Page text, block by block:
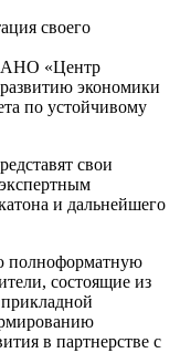
своего
АНО «Центр
экономики
по устойчивому
свои
и дальнейшего
полноформатную
состоящие из
в партнерстве с